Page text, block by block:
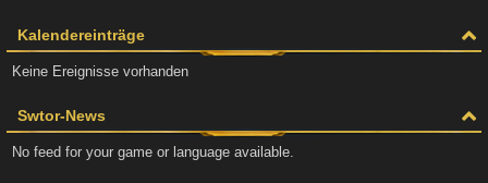
Kalendereinträge
Keine Ereignisse vorhanden
Swtor-News
No feed for your game or language available.